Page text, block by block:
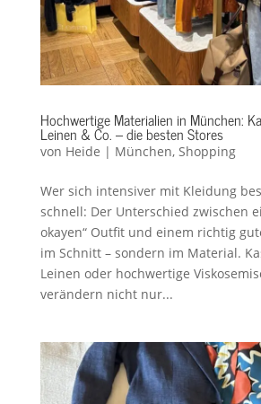
Hochwertige Materialien in München:
Leinen & Co. – die besten Stores
von Heide | München, Shopping
Wer sich intensiver mit Kleidung
schnell: Der Unterschied zwischen
okayen“ Outfit und einem richtig
im Schnitt – sondern im Material.
Leinen oder hochwertige
verändern nicht nur...